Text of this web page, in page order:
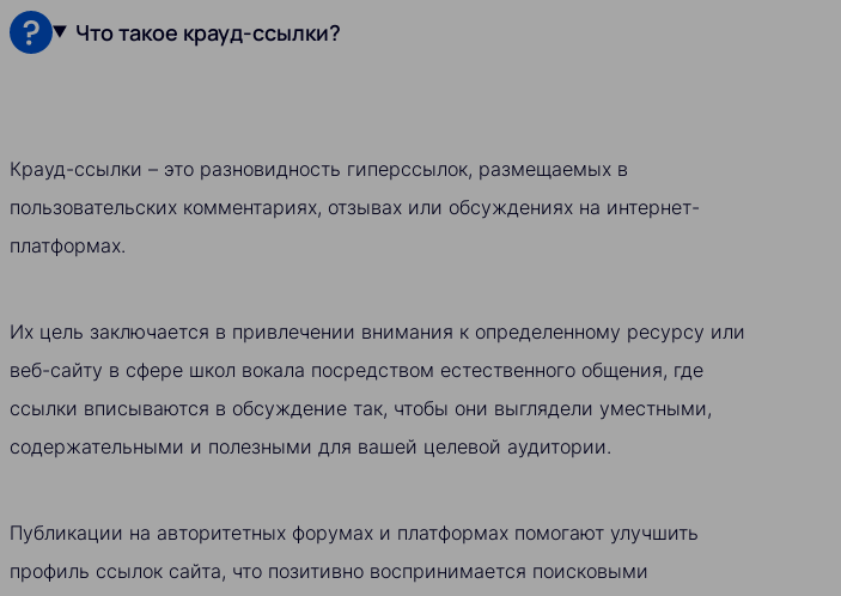
Что такое крауд-ссылки?
Крауд-ссылки – это разновидность гиперссылок, размещаемых в
пользовательских комментариях, отзывах или обсуждениях на интернет-
платформах.
Их цель заключается в привлечении внимания к определенному ресурсу или
веб-сайту в сфере школ вокала посредством естественного общения, где
ссылки вписываются в обсуждение так, чтобы они выглядели уместными,
содержательными и полезными для вашей целевой аудитории.
Публикации на авторитетных форумах и платформах помогают улучшить
профиль ссылок сайта, что позитивно воспринимается поисковыми